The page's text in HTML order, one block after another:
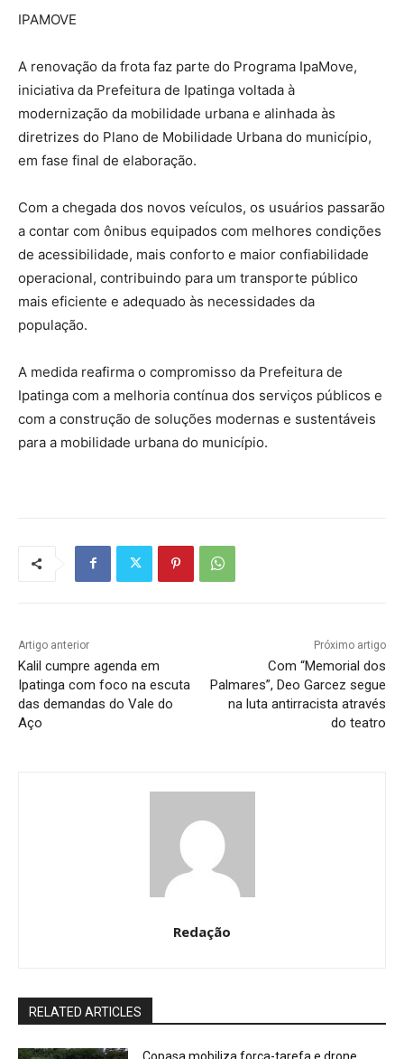
IPAMOVE
A renovação da frota faz parte do Programa IpaMove,
iniciativa da Prefeitura de Ipatinga voltada à
modernização da mobilidade urbana e alinhada às
diretrizes do Plano de Mobilidade Urbana do município,
em fase final de elaboração.
Com a chegada dos novos veículos, os usuários passarão
a contar com ônibus equipados com melhores condições
de acessibilidade, mais conforto e maior confiabilidade
operacional, contribuindo para um transporte público
mais eficiente e adequado às necessidades da
população.
A medida reafirma o compromisso da Prefeitura de
Ipatinga com a melhoria contínua dos serviços públicos e
com a construção de soluções modernas e sustentáveis
para a mobilidade urbana do município.
Artigo anterior
Kalil cumpre agenda em
Ipatinga com foco na escuta
das demandas do Vale do
Aço
Próximo artigo
Com “Memorial dos
Palmares”, Deo Garcez segue
na luta antirracista através
do teatro
Redação
RELATED ARTICLES
Copasa mobiliza força-tarefa e drone